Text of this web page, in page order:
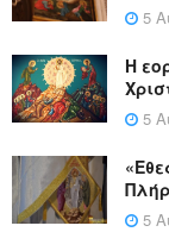
5
Η
5
5